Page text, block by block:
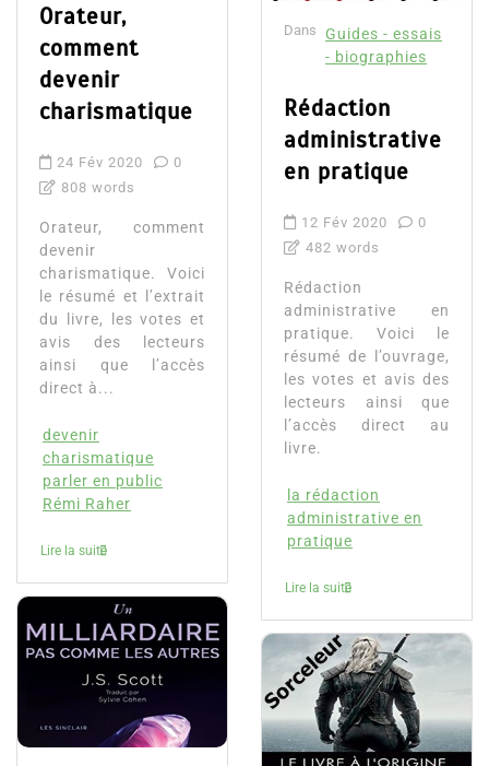
Orateur,
comment
devenir
charismatique
24 Fév 2020
0
808 words
Orateur, comment
devenir
charismatique. Voici
le résumé et l’extrait
du livre, les votes et
avis des lecteurs
ainsi que l’accès
direct à...
devenir
charismatique
parler en public
Rémi Raher
Lire la suite
Dans
Guides - essais
- biographies
Rédaction
administrative
en pratique
12 Fév 2020
0
482 words
Rédaction
administrative en
pratique. Voici le
résumé de l’ouvrage,
les votes et avis des
lecteurs ainsi que
l’accès direct au
livre.
la rédaction
administrative en
pratique
Lire la suite